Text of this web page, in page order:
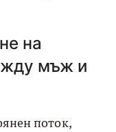
на
мъж и
поток,